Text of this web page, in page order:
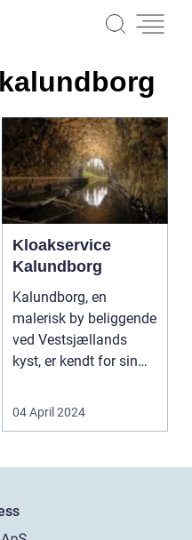
Kloakservice
Kalundborg
Kalundborg, en
malerisk by beliggende
ved Vestsjællands
kyst, er kendt for sin
04 April 2024